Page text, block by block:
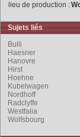
lieu de production :
Sujets liés
Bulli
Haesner
Hanovre
Hirst
Hoehne
Kubelwagen
Nordhoff
Radclyffe
Westfalia
Wolfsbourg